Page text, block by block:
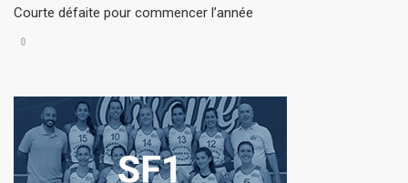
Courte défaite pour commencer l’année
0